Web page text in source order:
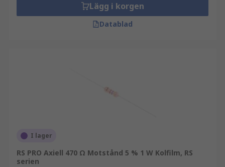
Lägg i korgen
Datablad
I lager
RS PRO Axiell 470 Ω Motstånd 5 % 1 W Kolfilm, RS
serien